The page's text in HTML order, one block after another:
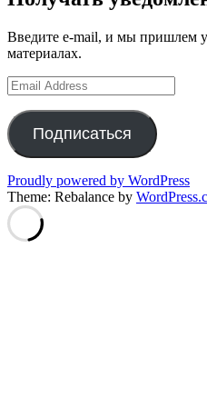
Введите e-mail, и мы пришлем
материалах.
Email
Address
Подписаться
Proudly powered by WordPress
Theme: Rebalance by